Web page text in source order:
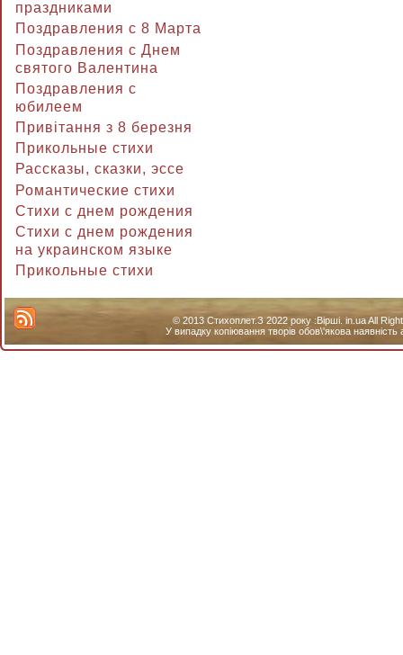
праздниками
Поздравления с 8 Марта
Поздравления с Днем
святого Валентина
Поздравления с
юбилеем
Привітання з 8 березня
Прикольные стихи
Рассказы, сказки, эссе
Романтические стихи
Стихи с днем рождения
Стихи с днем рождения
на украинском языке
Прикольные стихи
© 2013 Стихоплет.З 2022 року :Вірші. in.ua All
У випадку копіювання творів обов\'якова наявність